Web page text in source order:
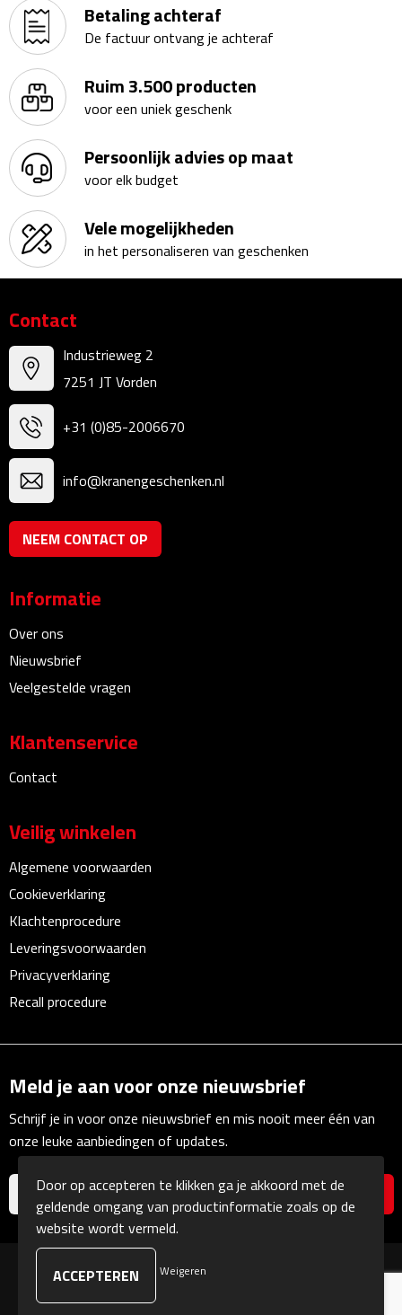
Fietsbellen
Fietstassen
Fiets telefoonhouders
Fietspompen
Fietssloten
Fietsverlichting
Fiets reparatiesets
Zadelhoezen
Drinkwaren
Drinkbekers
Bekers
Bidons
Plastic bekers
Reisbekers
Thermosbekers
Drinkflessen
Waterflesjes
Waterflessen
Drinkglazen
Dubbelwandige glazen
Bierglazen
Champagneglazen
Cocktailglazen
Wijnglazen
Koffieglazen
Betaling achteraf
De factuur ontvang je achteraf
Ruim 3.500 producten
voor een uniek geschenk
Persoonlijk advies op maat
voor elk budget
Vele mogelijkheden
in het personaliseren van geschenken
Contact
Industrieweg 2
7251 JT Vorden
+31 (0)85-2006670
info@kranengeschenken.nl
NEEM CONTACT OP
Informatie
Over ons
Nieuwsbrief
Veelgestelde vragen
Klantenservice
Contact
Veilig winkelen
Algemene voorwaarden
Cookieverklaring
Klachtenprocedure
Leveringsvoorwaarden
Privacyverklaring
Recall procedure
Meld je aan voor onze nieuwsbrief
Schrijf je in voor onze nieuwsbrief en mis nooit meer één van
onze leuke aanbiedingen of updates.
© Copyright Kranengeschenken 2026
Door op accepteren te klikken ga je akkoord met de
geldende omgang van productinformatie zoals op de
website wordt vermeld.
Weigeren